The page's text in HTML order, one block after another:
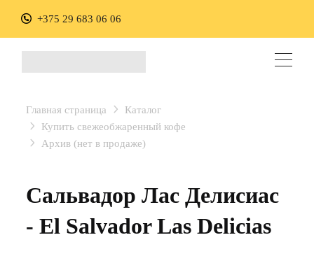
+375 29 683 06 06
Главная страница
Каталог
Купить свежеобжаренный кофе
Архив (нет в продаже)
Сальвадор Лас Делисиас
- El Salvador Las Delicias